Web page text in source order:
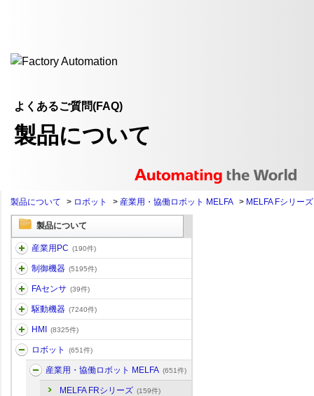
よくあるご質問(FAQ)
製品について
製品について > ロボット > 産業用・協働ロボット MELFA > MELFA Fシリーズ
製品について
産業用PC (190件)
制御機器 (5195件)
FAセンサ (39件)
駆動機器 (7240件)
HMI (8325件)
ロボット (651件)
産業用・協働ロボット MELFA (651件)
MELFA FRシリーズ (159件)